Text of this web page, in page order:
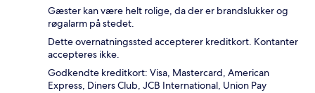
Gæster kan være helt rolige, da der er brandslukker og
røgalarm på stedet.
Dette overnatningssted accepterer kreditkort. Kontanter
accepteres ikke.
Godkendte kreditkort: Visa, Mastercard, American
Express, Diners Club, JCB International, Union Pay